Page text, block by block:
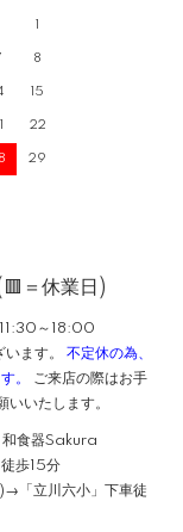
1
8
15
22
29
＝休業日)
～18:00
ます。 不定休の為、
。
ご来店の際はお手
いたします。
和食器Sakura
歩15分
「立川六小」下車徒